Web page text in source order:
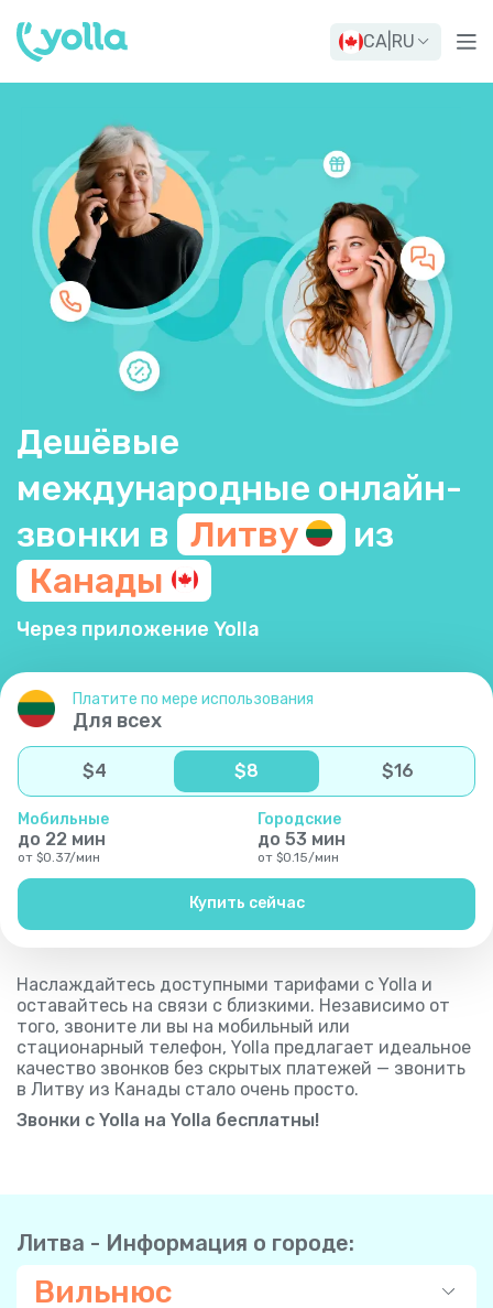
CA RU
Дешёвые
международные онлайн-
звонки в Литву
из
Канады
Через приложение Yolla
Платите по мере использования
Для всех
$4 $8 $16
Мобильные
до 22 мин
от $0.37/мин
Городские
до 53 мин
от $0.15/мин
Купить сейчас
Наслаждайтесь доступными тарифами с Yolla и
оставайтесь на связи с близкими. Независимо от
того, звоните ли вы на мобильный или
стационарный телефон, Yolla предлагает идеальное
качество звонков без скрытых платежей — звонить
в Литву из Канады стало очень просто.
Звонки с Yolla на Yolla бесплатны!
Литва - Информация о городе:
Вильнюс